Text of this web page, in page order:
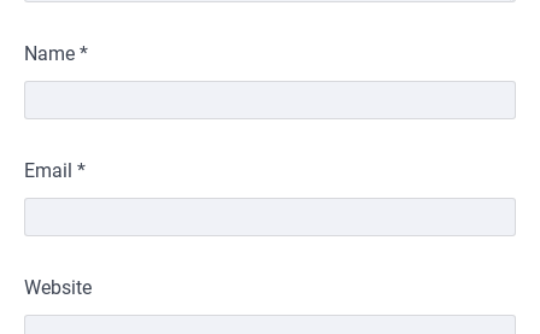
Name *
Email *
Website